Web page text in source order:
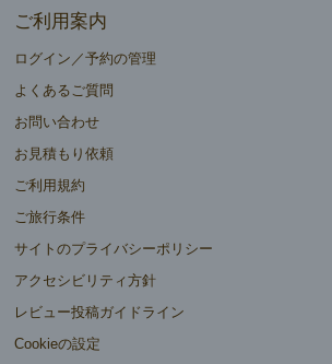
ご利用案内
ログイン／予約の管理
よくあるご質問
お問い合わせ
お見積もり依頼
ご利用規約
ご旅行条件
サイトのプライバシーポリシー
アクセシビリティ方針
レビュー投稿ガイドライン
Cookieの設定